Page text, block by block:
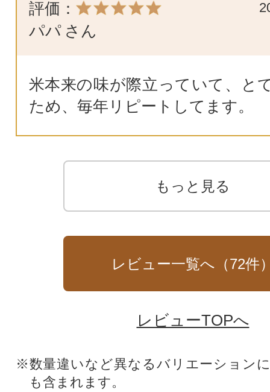
評価：
パパ さん
米本来の味が際立っていて、と
ため、毎年リピートしてます。
もっと見る
レビュー一覧へ（72件
レビューTOPへ
※数量違いなど異なるバリエーション
も含まれます。